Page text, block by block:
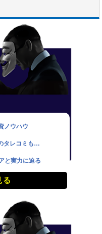
ノウハウ
タレコミも…
と実力に迫る
る